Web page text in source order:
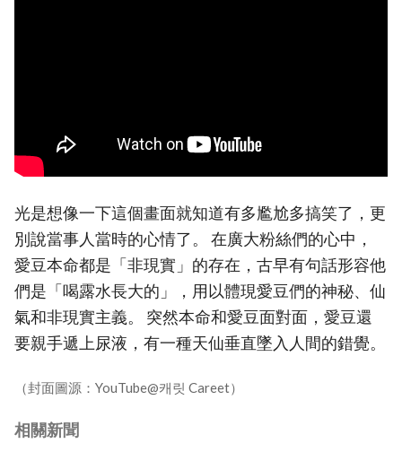
光是想像一下這個畫面就知道有多尷尬多搞笑了，更
別說當事人當時的心情了。 在廣大粉絲們的心中，
愛豆本命都是「非現實」的存在，古早有句話形容他
們是「喝露水長大的」，用以體現愛豆們的神秘、仙
氣和非現實主義。 突然本命和愛豆面對面，愛豆還
要親手遞上尿液，有一種天仙垂直墜入人間的錯覺。
（封面圖源：YouTube@캐릿 Careet）
相關新聞